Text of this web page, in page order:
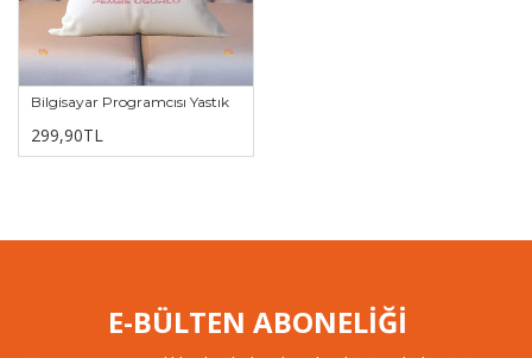
Bilgisayar Programcısı Yastık
299,90TL
E-BÜLTEN ABONELİĞİ